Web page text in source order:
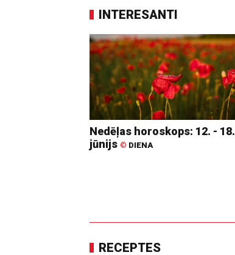
INTERESANTI
Nedēļas horoskops: 12. - 18.
jūnijs © DIENA
RECEPTES